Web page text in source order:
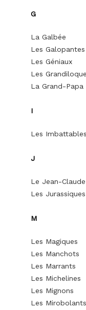
G
La Galbée
Les Galopantes
Les Géniaux
Les
La Grand-Papa
I
Les Imbattables
J
Le Jean-Claude
Les Jurassiques
M
Les Magiques
Les Manchots
Les Marrants
Les Michelines
Les Mignons
Les Mirobolants